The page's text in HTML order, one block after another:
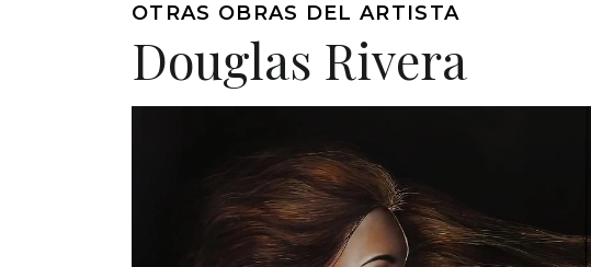
OTRAS OBRAS DEL ARTISTA
Douglas Rivera